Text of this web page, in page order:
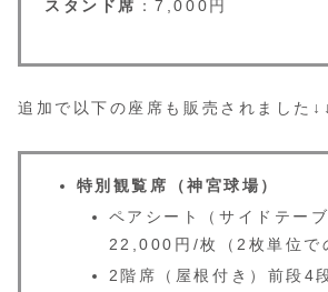
スタンド席 ：​7,000円 ​
追加で以下の座席も販売されました
特別観覧席（神宮球場）
ペアシート（サイドテー
22,000円/枚（2枚単位で
2階席（屋根付き）前段4